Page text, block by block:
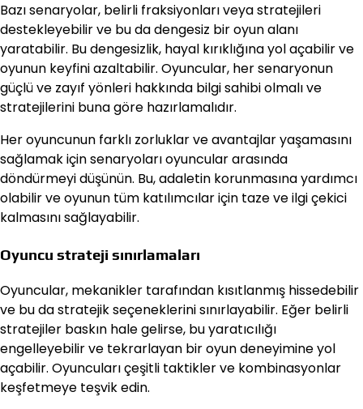
Bazı senaryolar, belirli fraksiyonları veya stratejileri
destekleyebilir ve bu da dengesiz bir oyun alanı
yaratabilir. Bu dengesizlik, hayal kırıklığına yol açabilir ve
oyunun keyfini azaltabilir. Oyuncular, her senaryonun
güçlü ve zayıf yönleri hakkında bilgi sahibi olmalı ve
stratejilerini buna göre hazırlamalıdır.
Her oyuncunun farklı zorluklar ve avantajlar yaşamasını
sağlamak için senaryoları oyuncular arasında
döndürmeyi düşünün. Bu, adaletin korunmasına yardımcı
olabilir ve oyunun tüm katılımcılar için taze ve ilgi çekici
kalmasını sağlayabilir.
Oyuncu strateji sınırlamaları
Oyuncular, mekanikler tarafından kısıtlanmış hissedebilir
ve bu da stratejik seçeneklerini sınırlayabilir. Eğer belirli
stratejiler baskın hale gelirse, bu yaratıcılığı
engelleyebilir ve tekrarlayan bir oyun deneyimine yol
açabilir. Oyuncuları çeşitli taktikler ve kombinasyonlar
keşfetmeye teşvik edin.